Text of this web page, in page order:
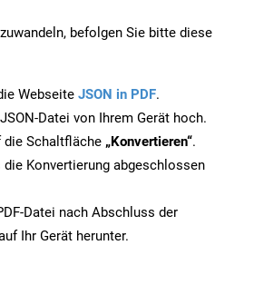
befolgen Sie bitte diese
Webseite JSON in PDF.
Datei von Ihrem Gerät hoch.
die Schaltfläche „Konvertieren“.
die Konvertierung abgeschlossen
Datei nach Abschluss der
Ihr Gerät herunter.